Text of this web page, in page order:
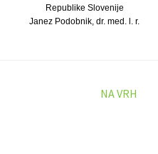
Republike Slovenije
Janez Podobnik, dr. med. l. r.
NA VRH